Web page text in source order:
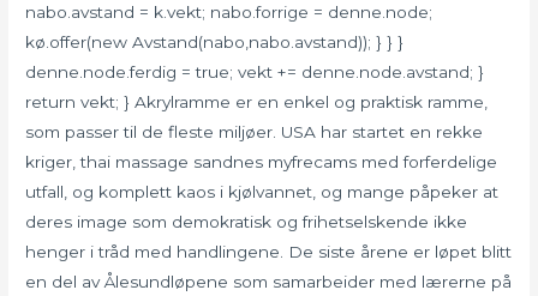
nabo.avstand = k.vekt; nabo.forrige = denne.node;
kø.offer(new Avstand(nabo,nabo.avstand)); } } }
denne.node.ferdig = true; vekt += denne.node.avstand; }
return vekt; } Akrylramme er en enkel og praktisk ramme,
som passer til de fleste miljøer. USA har startet en rekke
kriger, thai massage sandnes myfrecams med forferdelige
utfall, og komplett kaos i kjølvannet, og mange påpeker at
deres image som demokratisk og frihetselskende ikke
henger i tråd med handlingene. De siste årene er løpet blitt
en del av Ålesundløpene som samarbeider med lærerne på